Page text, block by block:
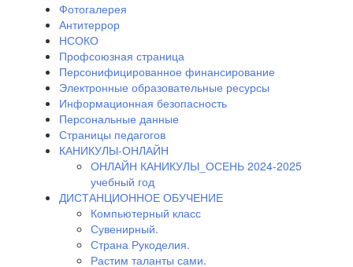
Фотогалерея
Антитеррор
НСОКО
Профсоюзная страница
Персонифицированное финансирование
Электронные образовательные ресурсы
Информационная безопасность
Персональные данные
Страницы педагогов
КАНИКУЛЫ-ОНЛАЙН
ОНЛАЙН КАНИКУЛЫ_ОСЕНЬ 2024-2025
учебный год
ДИСТАНЦИОННОЕ ОБУЧЕНИЕ
Компьютерный класс
Сувенирный.
Страна Рукоделия.
Растим таланты сами.